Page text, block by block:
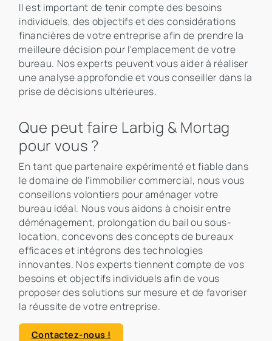
Il est important de tenir compte des besoins
individuels, des objectifs et des considérations
financières de votre entreprise afin de prendre la
meilleure décision pour l'emplacement de votre
bureau. Nos experts peuvent vous aider à réaliser
une analyse approfondie et vous conseiller dans la
prise de décisions ultérieures.
Que peut faire Larbig & Mortag
pour vous ?
En tant que partenaire expérimenté et fiable dans
le domaine de l'immobilier commercial, nous vous
conseillons volontiers pour aménager votre
bureau idéal. Nous vous aidons à choisir entre
déménagement, prolongation du bail ou sous-
location, concevons des concepts de bureaux
efficaces et intégrons des technologies
innovantes. Nos experts tiennent compte de vos
besoins et objectifs individuels afin de vous
proposer des solutions sur mesure et de favoriser
la réussite de votre entreprise.
Contactez-nous !